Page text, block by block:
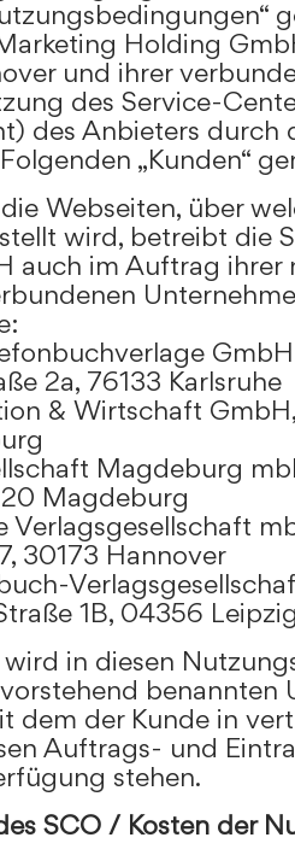
Holding
und ihrer
des Service-
des Anbieters durch
„Kunden“
Webseiten, über
wird, betreibt die
auch im Auftrag ihrer
GmbH
2a, 76133 Karlsruhe
& Wirtschaft
Magdeburg
Magdeburg
Verlagsgesellschaft
30173 Hannover
1B, 04356
wird in diesen
benannten
dem der Kunde in
Auftrags- und
stehen.
SCO / Kosten der